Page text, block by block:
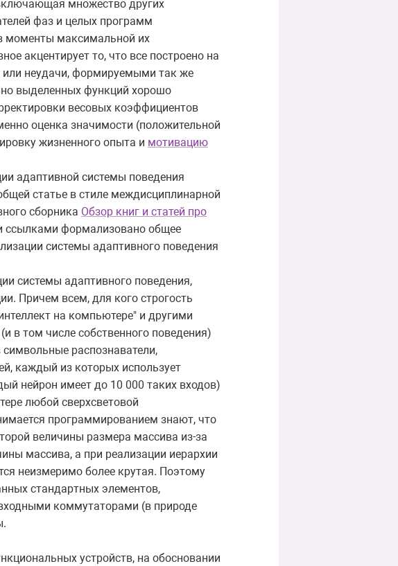
множество других
фаз и целых программ
моменты максимальной их
акцентирует то, что все построено на
или неудачи, формируемыми так же
выделенных функций хорошо
весовых коэффициентов
оценка значимости (положительной
жизненного опыта и мотивацию
адаптивной системы поведения
статье в стиле междисциплинарной
сборника Обзор книг и статей про
ссылками формализовано общее
системы адаптивного поведения
системы адаптивного поведения,
Причем всем, для кого строгость
на компьютере" и другими
в том числе собственного поведения)
распознаватели,
каждый из которых использует
нейрон имеет до 10 000 таких входов)
любой сверхсветовой
программированием знают, что
величины размера массива из-за
массива, а при реализации иерархии
неизмеримо более крутая. Поэтому
стандартных элементов,
коммутаторами (в природе
устройств, на обосновании